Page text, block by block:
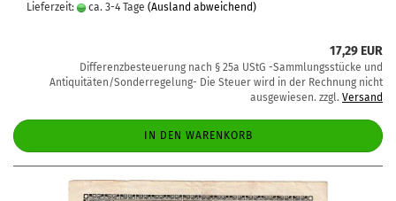
Lieferzeit: ca. 3-4 Tage (Ausland abweichend)
17,29 EUR
Differenzbesteuerung nach § 25a UStG -Sammlungsstücke und
Antiquitäten/Sonderregelung- Die Steuer wird in der Rechnung nicht
ausgewiesen. zzgl. Versand
IN DEN WARENKORB